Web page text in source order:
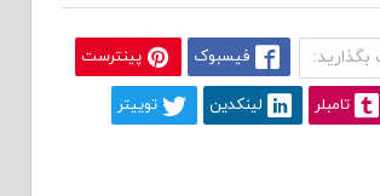
بگذارید: فیسبوک پینترست
تامبلر لینکدین توییتر